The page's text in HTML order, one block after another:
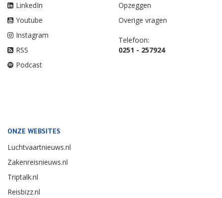
LinkedIn
Youtube
Instagram
RSS
Podcast
Opzeggen
Overige vragen
Telefoon:
0251 - 257924
ONZE WEBSITES
Luchtvaartnieuws.nl
Zakenreisnieuws.nl
Triptalk.nl
Reisbizz.nl